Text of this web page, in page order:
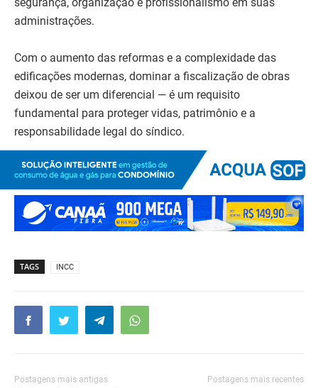
administrações.
Com o aumento das reformas e a complexidade das
edificações modernas, dominar a fiscalização de obras
deixou de ser um diferencial — é um requisito
fundamental para proteger vidas, patrimônio e a
responsabilidade legal do síndico.
TAGS INCC
Postagens mais antigas Postagens mais recentes